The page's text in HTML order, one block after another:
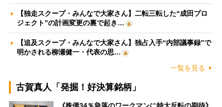
【独走スクープ・みんなで大家さん】二転三転した“成田プロ
ジェクト”の計画変更の裏で起き…
【追及スクープ・みんなで大家さん】独占入手“内部議事録”で
明かされる柳瀬健一・代表の思…
一覧を見る
古賀真人「発掘！好決算銘柄」